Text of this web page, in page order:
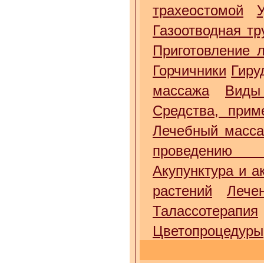
трахеостомой
Газоотводная
Приготовление
Горчичники
массажа
Средства,
Лечебный
проведению
Акупунктура и
растений
Талассотерапия
Цветопроцедуры